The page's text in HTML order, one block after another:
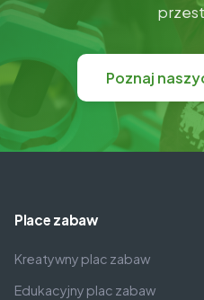
Poznaj
Place zabaw
Kreatywny plac zabaw
Edukacyjny plac zabaw